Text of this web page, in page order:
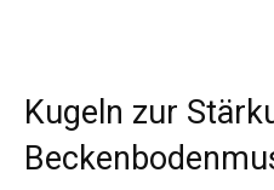
Kugeln zur